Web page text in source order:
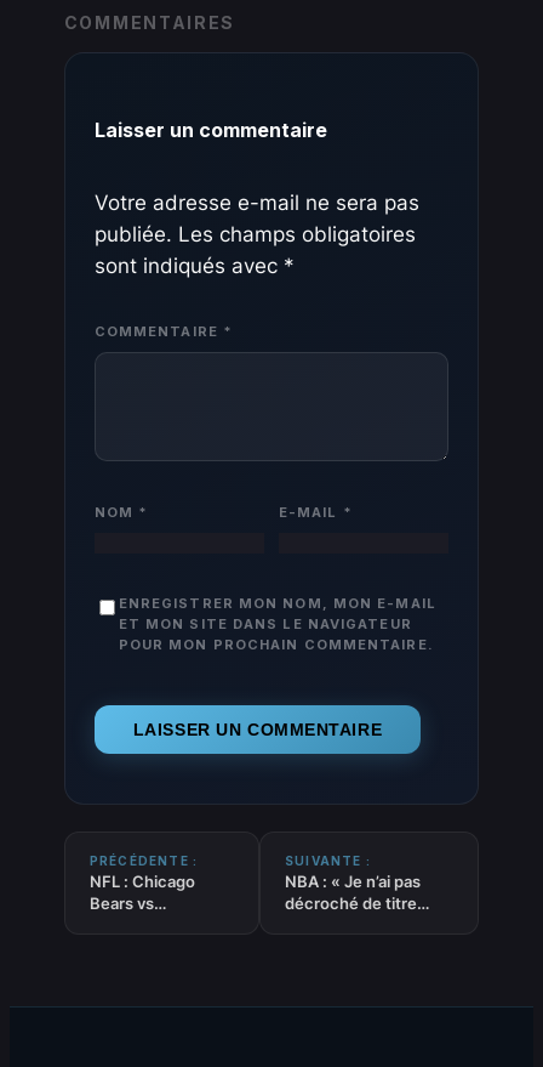
COMMENTAIRES
Laisser un commentaire
Votre adresse e-mail ne sera pas
publiée. Les champs obligatoires
sont indiqués avec *
COMMENTAIRE *
NOM * E-MAIL *
ENREGISTRER MON NOM, MON E-MAIL
ET MON SITE DANS LE NAVIGATEUR
POUR MON PROCHAIN COMMENTAIRE.
PRÉCÉDENTE :
NFL : Chicago
Bears vs
SUIVANTE :
NBA : « Je n’ai pas
décroché de titre